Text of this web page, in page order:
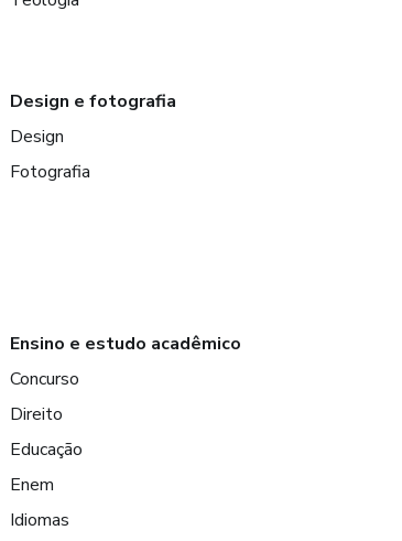
Design e fotografia
Design
Fotografia
Ensino e estudo acadêmico
Concurso
Direito
Educação
Enem
Idiomas